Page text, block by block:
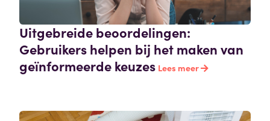
Uitgebreide beoordelingen:
Gebruikers helpen bij het maken van
geïnformeerde keuzes Lees meer